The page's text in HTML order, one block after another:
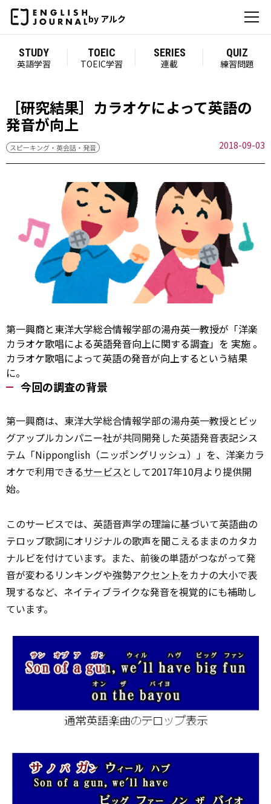
by アルク
STUDY
英語学習
TOEIC
TOEIC学習
SERIES
連載
QUIZ
練習問題
［研究結果］カラオケによって英語の
発音が向上
スピーキング・英会話・発音 2018-09-03
第一興商と東洋大学総合情報学部の湯舟英一教授が「洋楽
カラオケ歌唱による英語発音向上に関する調査」を 実施 。
カラオケ歌唱によって英語の発音が向上するという結果
に。
今回の調査の背景
第一興商は、東洋大学総合情報学部の湯舟英一教授とビッ
グアップルカンパニー社が共同開発した英語発音表記シス
テム「Nipponglish（ニッポングリッシュ）」を、洋楽カラ
オケで利用できるサービスとして2017年10月より提供開
始。
このサービスでは、英語音声学の理論に基づいて英語曲の
テロップ歌詞にオリジナルの歌声を聞こえるままのカタカ
ナルビを付けています。また、前後の単語がつながって発
音が変わるリンキングや強勢アクセントをカナの大小で表
現するなど、ネイティブライクな発音を視覚的にも補助し
ています。